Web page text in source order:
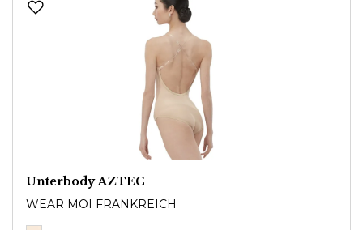
Unterbody AZTEC
WEAR MOI FRANKREICH